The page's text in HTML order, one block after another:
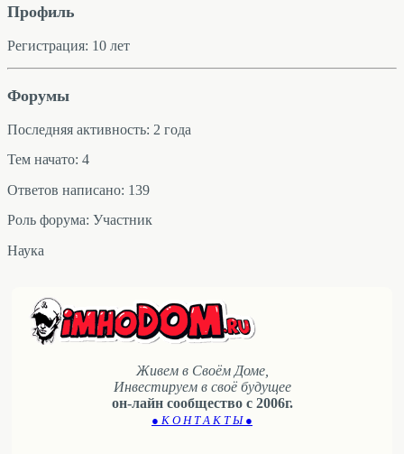
Профиль
Регистрация: 10 лет
Форумы
Последняя активность: 2 года
Тем начато: 4
Ответов написано: 139
Роль форума: Участник
Наука
Живем в Своём Доме,
Инвестируем в своё будущее
он-лайн сообщество с 2006г.
● К О Н Т А К Т Ы ●